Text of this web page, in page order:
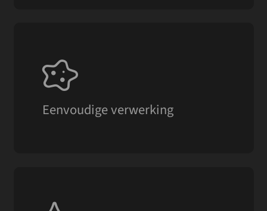
Eenvoudige verwerking
Het materiaal is eenvoudig aan te brengen met
spuitmachine.